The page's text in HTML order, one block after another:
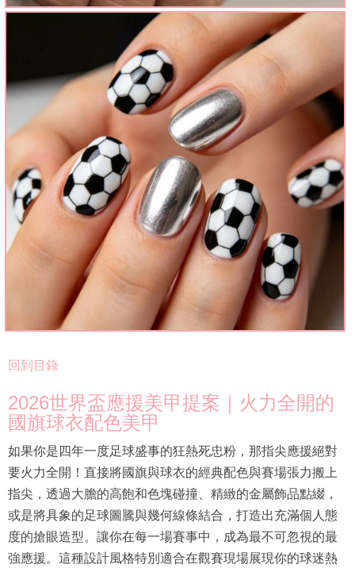
回到目錄
2026世界盃應援美甲提案｜火力全開的
國旗球衣配色美甲
如果你是四年一度足球盛事的狂熱死忠粉，那指尖應援絕對
要火力全開！直接將國旗與球衣的經典配色與賽場張力搬上
指尖，透過大膽的高飽和色塊碰撞、精緻的金屬飾品點綴，
或是將具象的足球圖騰與幾何線條結合，打造出充滿個人態
度的搶眼造型。讓你在每一場賽事中，成為最不可忽視的最
強應援。這種設計風格特別適合在觀賽現場展現你的球迷熱